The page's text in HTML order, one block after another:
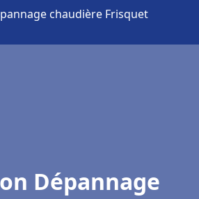
chaudière Frisquet
Dépannage